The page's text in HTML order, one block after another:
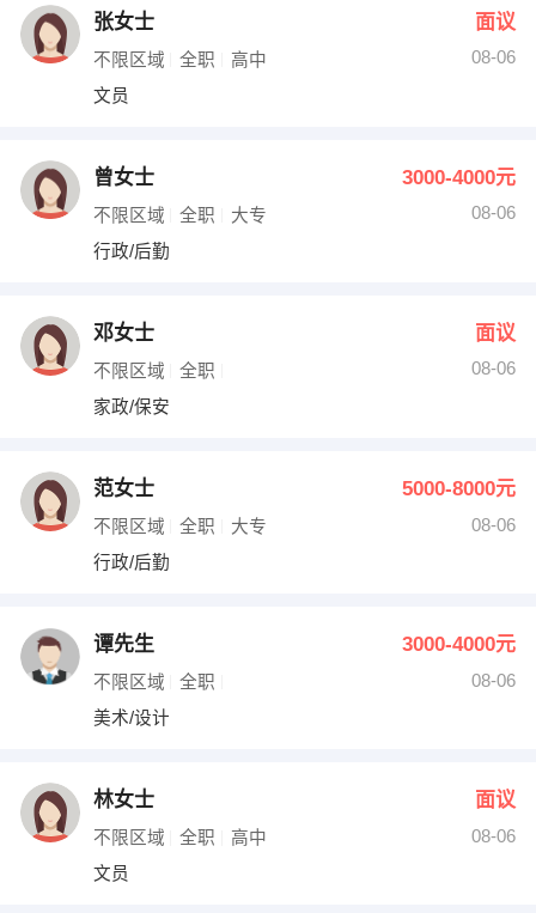
编辑
其他职位
张女士 面议
不限区域 全职 高中
08-06
文员
曾女士 3000-4000元
不限区域 全职 大专
08-06
行政/后勤
邓女士 面议
不限区域 全职
08-06
家政/保安
范女士 5000-8000元
不限区域 全职 大专
08-06
行政/后勤
谭先生 3000-4000元
不限区域 全职
08-06
美术/设计
林女士 面议
不限区域 全职 高中
08-06
文员